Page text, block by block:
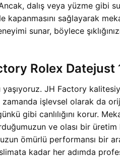
dalış veya yüzme gibi
sağlayarak
sunar, böylece
Rolex Datejust
JH Factory
işlevsel olarak da
gibi canlılığını korur.
ve olası bir
ömürlü performansı bir
kadar her adımda